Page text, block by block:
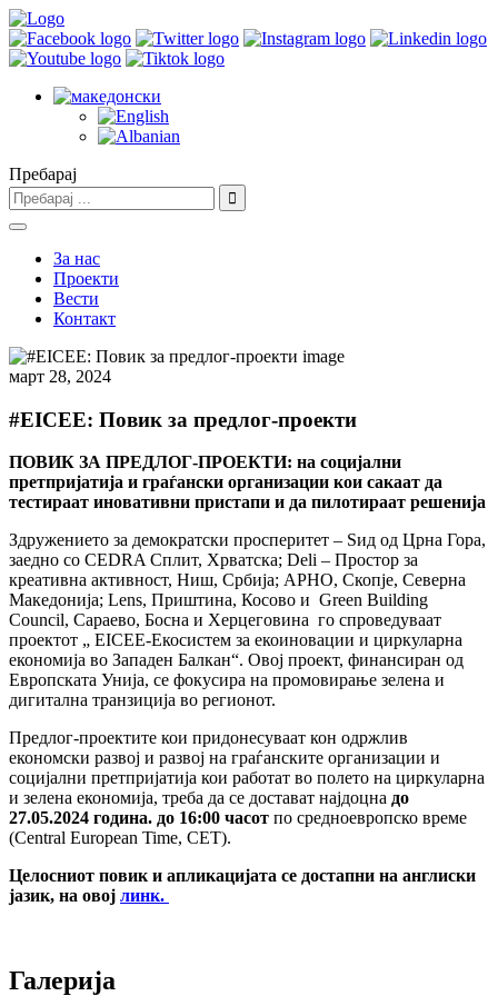
Пребарај
За нас
Проекти
Вести
Контакт
март 28, 2024
#EICEE: Повик за предлог-проекти
ПОВИК ЗА ПРЕДЛОГ-ПРОЕКТИ: на социјални
претпријатија и граѓански организации кои сакаат да
тестираат иновативни пристапи и да пилотираат решенија
Здружението за демократски просперитет – Ѕид од Црна Гора,
заедно со CEDRA Сплит, Хрватска; Deli – Простор за
креативна активност, Ниш, Србија; АРНО, Скопје, Северна
Македонија; Lens, Приштина, Косово и Green Building
Council, Сараево, Босна и Херцеговина го спроведуваат
проектот „ EICEE-Екосистем за екоиновации и циркуларна
економија во Западен Балкан“. Овој проект, финансиран од
Европската Унија, се фокусира на промовирање зелена и
дигитална транзиција во регионот.
Предлог-проектите кои придонесуваат кон одржлив
економски развој и развој на граѓанските организации и
социјални претпријатија кои работат во полето на циркуларна
и зелена економија, треба да се достават најдоцна до
27.05.2024 година. до 16:00 часот по средноевропско време
(Central European Time, CET).
Целосниот повик и апликацијата се достапни на англиски
јазик, на овој линк.
Галерија